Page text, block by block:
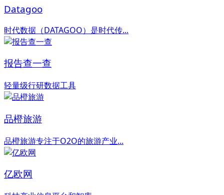
Datagoo
时代数据（DATAGOO）是时代传...
报告查一查
轻量级行研数据工具
品橙旅游
品橙旅游专注于O2O的旅游产业...
亿欧网